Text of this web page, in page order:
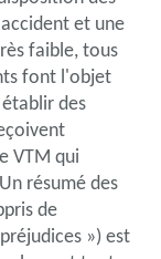
et une
faible, tous
font l'objet
des
VTM qui
résumé des
de
») est